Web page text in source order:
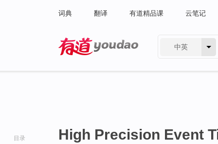
词典 翻译 有道精品课 云笔记
中英
目录 High Precision Event